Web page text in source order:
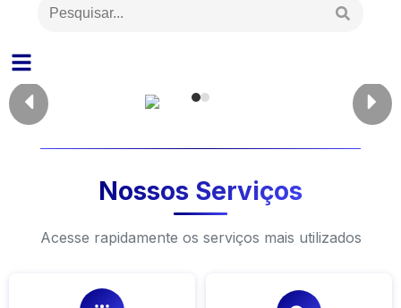
Nossos Serviços
Acesse rapidamente os serviços mais utilizados